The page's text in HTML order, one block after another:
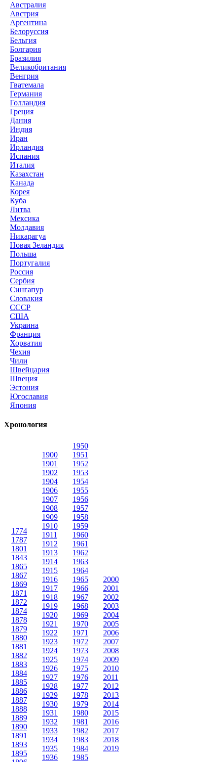
Австралия
Австрия
Аргентина
Белоруссия
Бельгия
Болгария
Бразилия
Великобритания
Венгрия
Гватемала
Германия
Голландия
Греция
Дания
Индия
Иран
Ирландия
Испания
Италия
Казахстан
Канада
Корея
Куба
Литва
Мексика
Молдавия
Никарагуа
Новая Зеландия
Польша
Португалия
Россия
Сербия
Сингапур
Словакия
СССР
США
Украина
Франция
Хорватия
Чехия
Чили
Швейцария
Швеция
Эстония
Югославия
Япония
Хронология
1774
1787
1801
1843
1865
1867
1869
1871
1872
1874
1878
1879
1880
1881
1882
1883
1884
1885
1886
1887
1888
1889
1890
1891
1893
1895
1900
1901
1902
1904
1906
1907
1908
1909
1910
1911
1912
1913
1914
1915
1916
1917
1918
1919
1920
1921
1922
1923
1924
1925
1926
1927
1928
1929
1930
1931
1932
1933
1934
1935
1936
1950
1951
1952
1953
1954
1955
1956
1957
1958
1959
1960
1961
1962
1963
1964
1965
1966
1967
1968
1969
1970
1971
1972
1973
1974
1975
1976
1977
1978
1979
1980
1981
1982
1983
1984
1985
2000
2001
2002
2003
2004
2005
2006
2007
2008
2009
2010
2011
2012
2013
2014
2015
2016
2017
2018
2019